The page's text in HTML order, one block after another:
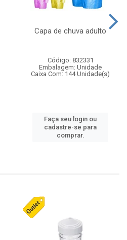
Capa de chuva adulto
Código: 832331
Embalagem: Unidade
Caixa Com: 144 Unidade(s)
Faça seu login ou
cadastre-se para
comprar.